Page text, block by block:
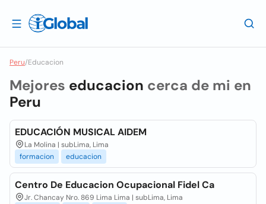
Peru/Educacion
Mejores educacion cerca de mi en
Peru
EDUCACIÓN MUSICAL AIDEM
La Molina | subLima, Lima
formacion
educacion
Centro De Educacion Ocupacional Fidel Ca
Jr. Chancay Nro. 869 Lima Lima | subLima, Lima